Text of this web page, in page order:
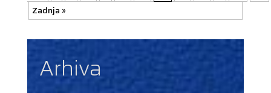
Zadnja »
Arhiva